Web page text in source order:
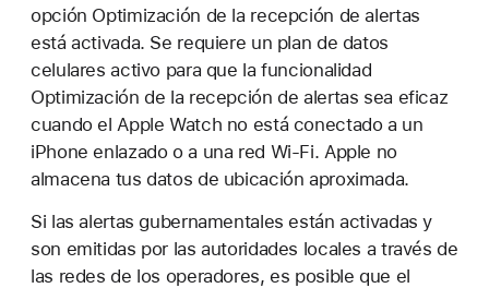
opción Optimización de la recepción de alertas
está activada. Se requiere un plan de datos
celulares activo para que la funcionalidad
Optimización de la recepción de alertas sea eficaz
cuando el Apple Watch no está conectado a un
iPhone enlazado o a una red Wi-Fi. Apple no
almacena tus datos de ubicación aproximada.
Si las alertas gubernamentales están activadas y
son emitidas por las autoridades locales a través de
las redes de los operadores, es posible que el